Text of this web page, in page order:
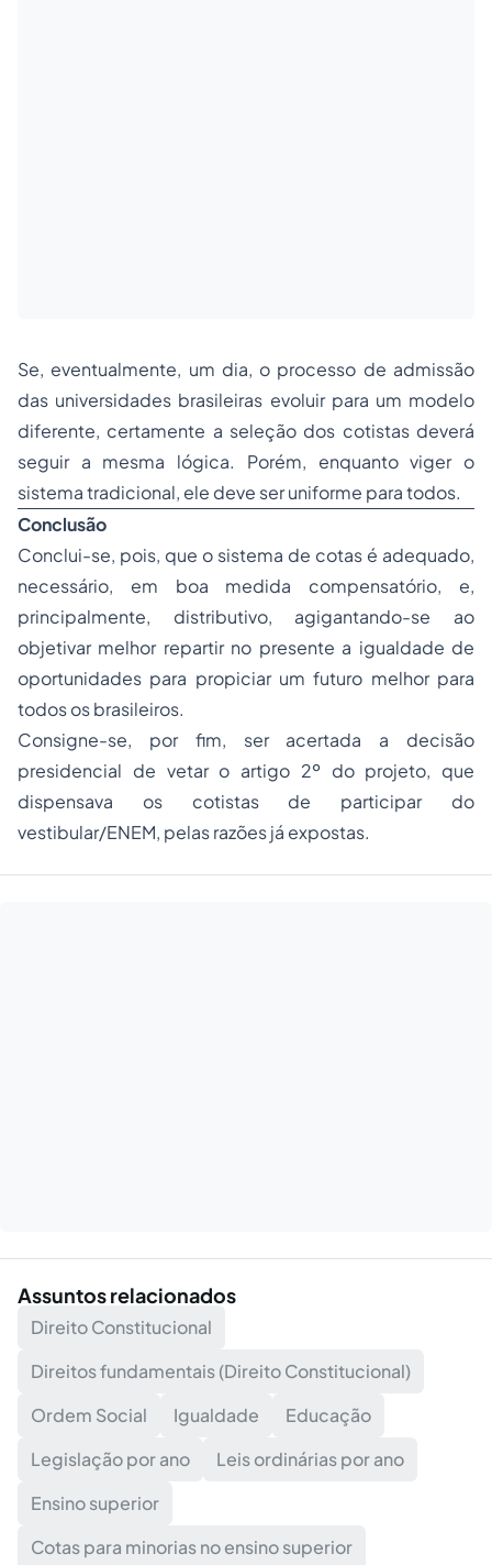
Se, eventualmente, um dia, o processo de admissão
das universidades brasileiras evoluir para um modelo
diferente, certamente a seleção dos cotistas deverá
seguir a mesma lógica. Porém, enquanto viger o
sistema tradicional, ele deve ser uniforme para todos.
Conclusão
Conclui-se, pois, que o sistema de cotas é adequado,
necessário, em boa medida compensatório, e,
principalmente, distributivo, agigantando-se ao
objetivar melhor repartir no presente a igualdade de
oportunidades para propiciar um futuro melhor para
todos os brasileiros.
Consigne-se, por fim, ser acertada a decisão
presidencial de vetar o artigo 2º do projeto, que
dispensava os cotistas de participar do
vestibular/ENEM, pelas razões já expostas.
Assuntos relacionados
Direito Constitucional
Direitos fundamentais (Direito Constitucional)
Ordem Social
Igualdade
Educação
Legislação por ano
Leis ordinárias por ano
Ensino superior
Cotas para minorias no ensino superior